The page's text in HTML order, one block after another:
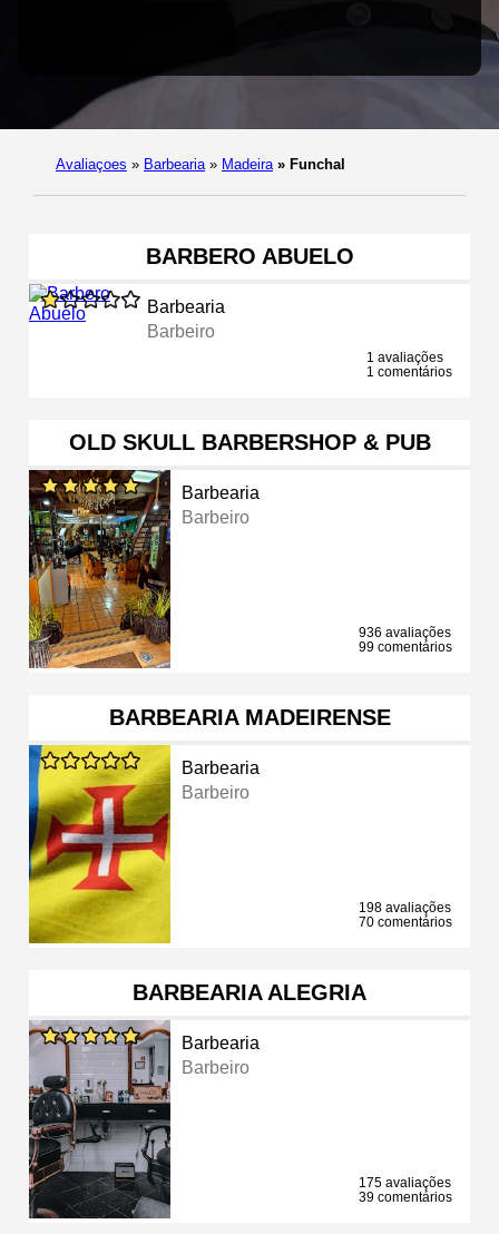
Avaliaçoes » Barbearia » Madeira » Funchal
BARBERO ABUELO
Barbearia
Barbeiro
1 avaliações
1 comentários
OLD SKULL BARBERSHOP & PUB
Barbearia
Barbeiro
936 avaliações
99 comentários
BARBEARIA MADEIRENSE
Barbearia
Barbeiro
198 avaliações
70 comentários
BARBEARIA ALEGRIA
Barbearia
Barbeiro
175 avaliações
39 comentários